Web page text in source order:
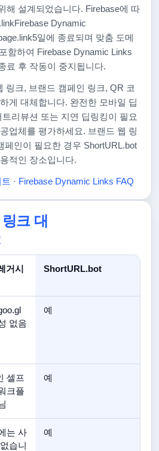
해 설계되었습니다. Firebase에 따
Dynamic
일에 종료되며 맞춤 도메
함하여 Firebase Dynamic Links
료 후 작동이 중지됩니다.
링크, 브랜드 캠페인 링크, QR 코
게 대체합니다. 완전한 모바일 딥
리뷰션 또는 지연 딥링킹이 필요
업체를 평가하세요. 브랜드 웹 링
페인이 필요한 경우 ShortURL.bot
적인 장소입니다.
· Firebase Dynamic Links FAQ
크 대
거시
ShortURL.bot
없음
예
셀프
크플
예
는 사
습니
예